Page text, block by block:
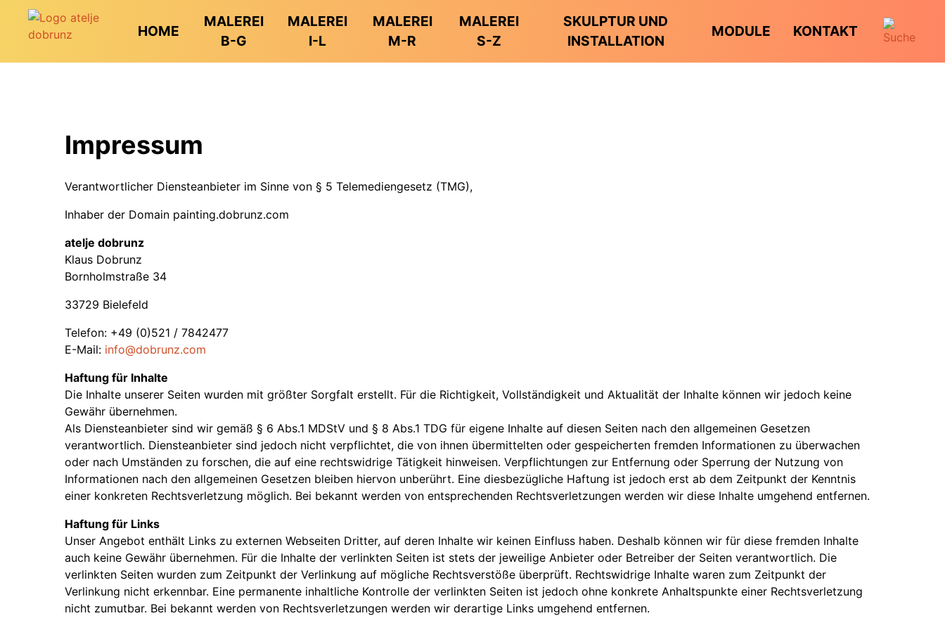
HOME
MALEREI
B-G
MALEREI
I-L
MALEREI
M-R
MALEREI
S-Z
SKULPTUR UND
INSTALLATION
MODULE KONTAKT
Impressum
Verantwortlicher Diensteanbieter im Sinne von § 5 Telemediengesetz (TMG),
Inhaber der Domain painting.dobrunz.com
atelje dobrunz
Klaus Dobrunz
Bornholmstraße 34
33729 Bielefeld
Telefon: +49 (0)521 / 7842477
E-Mail: info@dobrunz.com
Haftung für Inhalte
Die Inhalte unserer Seiten wurden mit größter Sorgfalt erstellt. Für die Richtigkeit, Vollständigkeit und Aktualität der Inhalte können wir jedoch keine
Gewähr übernehmen.
Als Diensteanbieter sind wir gemäß § 6 Abs.1 MDStV und § 8 Abs.1 TDG für eigene Inhalte auf diesen Seiten nach den allgemeinen Gesetzen
verantwortlich. Diensteanbieter sind jedoch nicht verpflichtet, die von ihnen übermittelten oder gespeicherten fremden Informationen zu überwachen
oder nach Umständen zu forschen, die auf eine rechtswidrige Tätigkeit hinweisen. Verpflichtungen zur Entfernung oder Sperrung der Nutzung von
Informationen nach den allgemeinen Gesetzen bleiben hiervon unberührt. Eine diesbezügliche Haftung ist jedoch erst ab dem Zeitpunkt der Kenntnis
einer konkreten Rechtsverletzung möglich. Bei bekannt werden von entsprechenden Rechtsverletzungen werden wir diese Inhalte umgehend entfernen.
Haftung für Links
Unser Angebot enthält Links zu externen Webseiten Dritter, auf deren Inhalte wir keinen Einfluss haben. Deshalb können wir für diese fremden Inhalte
auch keine Gewähr übernehmen. Für die Inhalte der verlinkten Seiten ist stets der jeweilige Anbieter oder Betreiber der Seiten verantwortlich. Die
verlinkten Seiten wurden zum Zeitpunkt der Verlinkung auf mögliche Rechtsverstöße überprüft. Rechtswidrige Inhalte waren zum Zeitpunkt der
Verlinkung nicht erkennbar. Eine permanente inhaltliche Kontrolle der verlinkten Seiten ist jedoch ohne konkrete Anhaltspunkte einer Rechtsverletzung
nicht zumutbar. Bei bekannt werden von Rechtsverletzungen werden wir derartige Links umgehend entfernen.